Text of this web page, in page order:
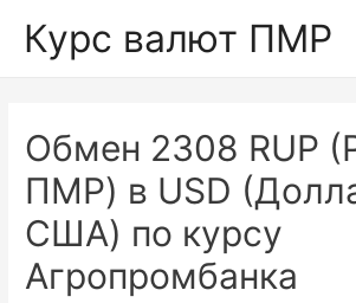
Курс валют ПМР
Обмен 2308 RUP
ПМР) в USD
США) по курсу
Агропромбанка